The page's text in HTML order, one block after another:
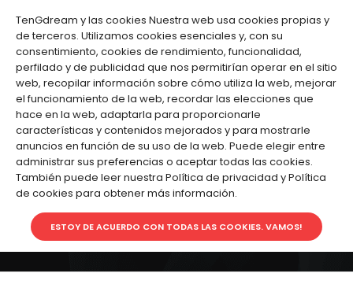
TenGdream y las cookies Nuestra web usa cookies propias y
de terceros. Utilizamos cookies esenciales y, con su
consentimiento, cookies de rendimiento, funcionalidad,
perfilado y de publicidad que nos permitirían operar en el sitio
web, recopilar información sobre cómo utiliza la web, mejorar
el funcionamiento de la web, recordar las elecciones que
hace en la web, adaptarla para proporcionarle
características y contenidos mejorados y para mostrarle
anuncios en función de su uso de la web. Puede elegir entre
administrar sus preferencias o aceptar todas las cookies.
También puede leer nuestra Política de privacidad y Política
de cookies para obtener más información.
ESTOY DE ACUERDO CON TODAS LAS COOKIES. VAMOS!
Cuenta Favoritos (0) Carro de Compras
Pagar
Español